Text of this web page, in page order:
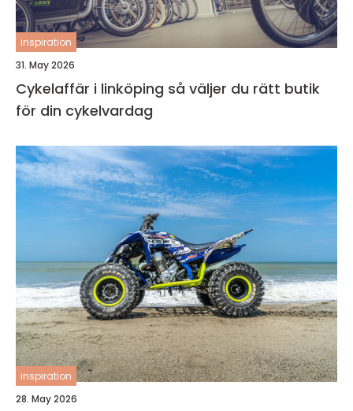
inspiration
31. May 2026
Cykelaffär i linköping så väljer du rätt butik
för din cykelvardag
inspiration
28. May 2026